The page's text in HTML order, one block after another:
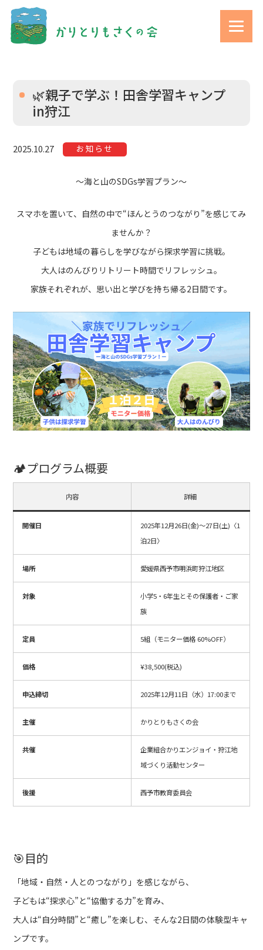
🌿親子で学ぶ！田舎学習キャンプ
in狩江
2025.10.27 お知らせ
〜海と山のSDGs学習プラン〜
スマホを置いて、自然の中で“ほんとうのつながり”を感じてみ
ませんか？
子どもは地域の暮らしを学びながら探求学習に挑戦。
大人はのんびりリトリート時間でリフレッシュ。
家族それぞれが、思い出と学びを持ち帰る2日間です。
🏕️プログラム概要
内容 詳細
開催日
2025年12月26日(金)〜27日(土)〈1
泊2日〉
場所 愛媛県西予市明浜町狩江地区
対象
小学5・6年生とその保護者・ご家
族
定員 5組（モニター価格 60%OFF）
価格 ¥38,500(税込)
申込締切 2025年12月11日（水）17:00まで
主催 かりとりもさくの会
共催
企業組合かりエンジョイ・狩江地
域づくり活動センター
後援 西予市教育委員会
🎯目的
「地域・自然・人とのつながり」を感じながら、
子どもは“探求心”と“協働する力”を育み、
大人は“自分時間”と“癒し”を楽しむ、そんな2日間の体験型キャ
ンプです。